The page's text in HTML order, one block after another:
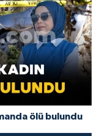
ölü bulundu